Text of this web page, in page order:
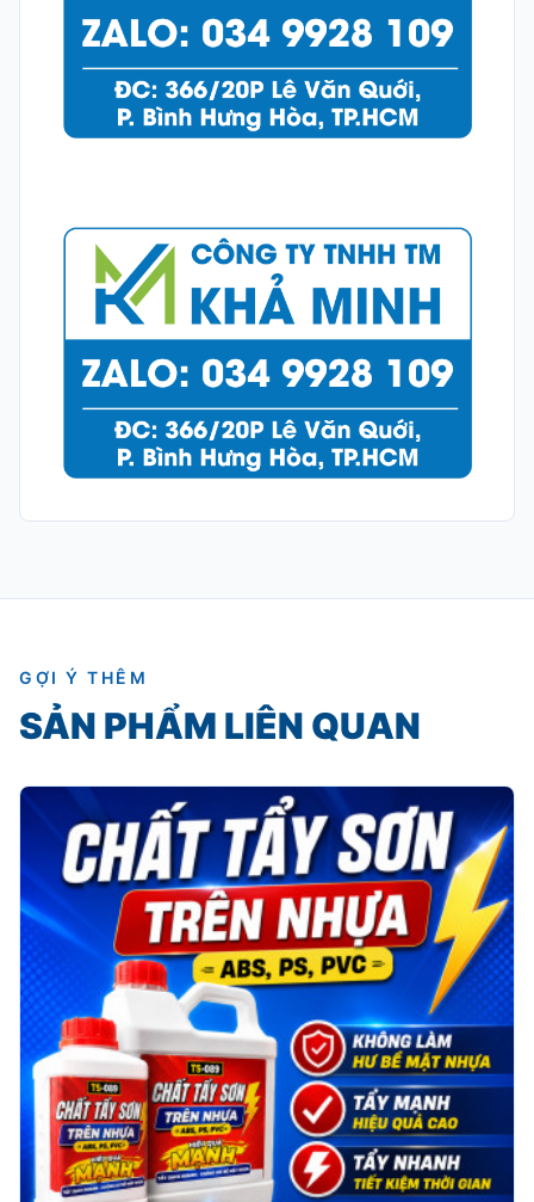
GỢI Ý THÊM
SẢN PHẨM LIÊN QUAN